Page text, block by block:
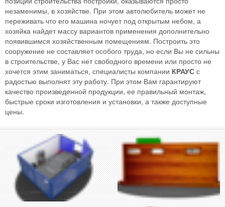
незаменимы, в хозяйстве. При этом автолюбитель может не
переживать что его машина ночует под открытым небом, а
хозяйка найдет массу вариантов применения дополнительно
появившимся хозяйственным помещениям. Построить это
сооружение не составляет особого труда, но если Вы не сильны
в строительстве, у Вас нет свободного времени или просто не
хочется этим заниматься, специалисты компании КРАУС с
радостью выполнят эту работу. При этом Вам гарантируют
качество произведенной продукции, ее правильный монтаж,
быстрые сроки изготовления и установки, а также доступные
цены.